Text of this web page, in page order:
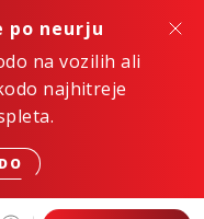
po neurju
na vozilih ali
najhitreje